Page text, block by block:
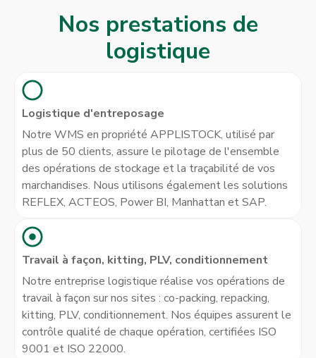
Nos prestations de
logistique
Logistique d'entreposage
Notre WMS en propriété APPLISTOCK, utilisé par
plus de 50 clients, assure le pilotage de l'ensemble
des opérations de stockage et la traçabilité de vos
marchandises. Nous utilisons également les solutions
REFLEX, ACTEOS, Power BI, Manhattan et SAP.
Travail à façon, kitting, PLV, conditionnement
Notre entreprise logistique réalise vos opérations de
travail à façon sur nos sites : co-packing, repacking,
kitting, PLV, conditionnement. Nos équipes assurent le
contrôle qualité de chaque opération, certifiées ISO
9001 et ISO 22000.